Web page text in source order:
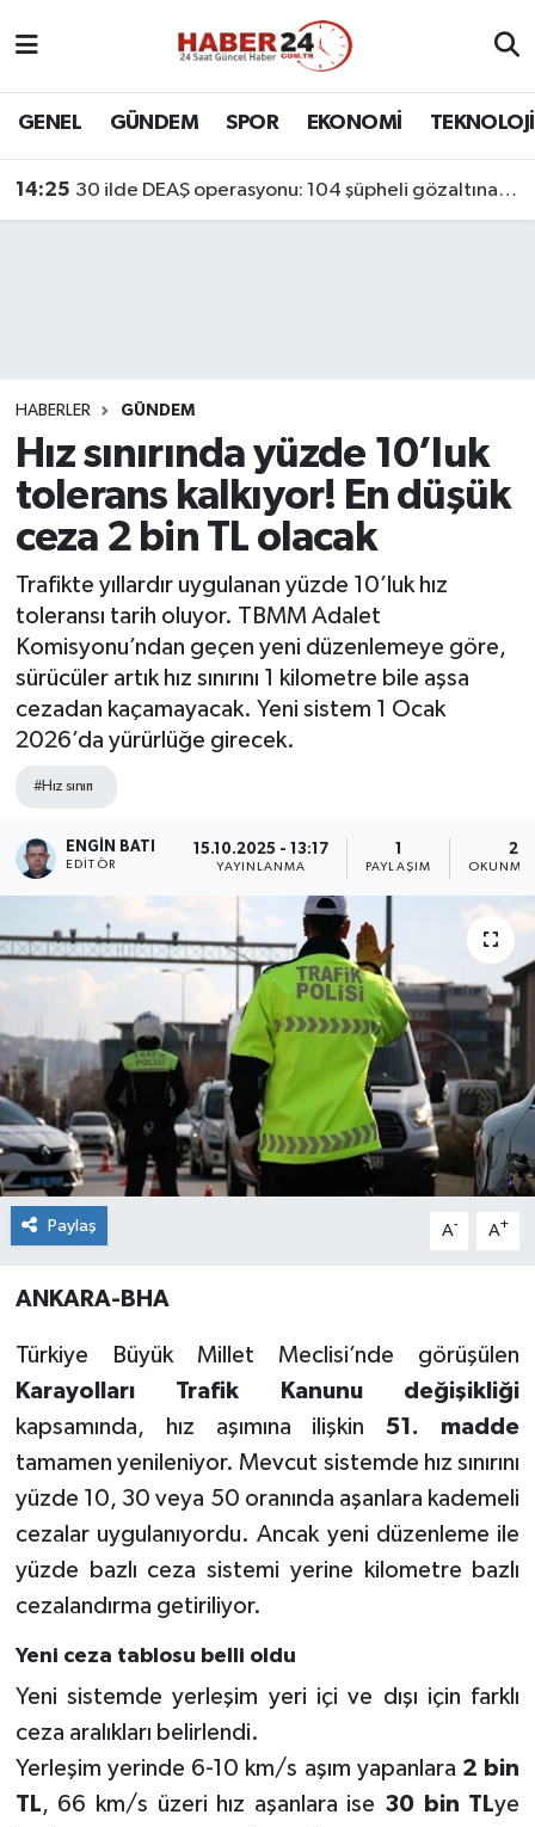
GENEL GÜNDEM SPOR EKONOMİ TEKNOLOJİ
14:25 30 ilde DEAŞ operasyonu: 104 şüpheli gözaltına alındı
HABERLER GÜNDEM
Hız sınırında yüzde 10’luk
tolerans kalkıyor! En düşük
ceza 2 bin TL olacak
Trafikte yıllardır uygulanan yüzde 10’luk hız
toleransı tarih oluyor. TBMM Adalet
Komisyonu’ndan geçen yeni düzenlemeye göre,
sürücüler artık hız sınırını 1 kilometre bile aşsa
cezadan kaçamayacak. Yeni sistem 1 Ocak
2026’da yürürlüğe girecek.
#Hız sınırı
ENGIN BATI
EDITÖR
15.10.2025 - 13:17
YAYINLANMA PAYLAŞIM
2
OKUNMA
Paylaş A- A+
ANKARA-BHA
Türkiye Büyük Millet Meclisi’nde görüşülen
Karayolları Trafik Kanunu değişikliği
kapsamında, hız aşımına ilişkin51. madde
tamamen yenileniyor. Mevcut sistemde hız sınırını
yüzde 10, 30 veya 50 oranında aşanlara kademeli
cezalar uygulanıyordu. Ancak yeni düzenleme ile
yüzde bazlı ceza sistemi yerine kilometre bazlı
cezalandırma getiriliyor.
Yeni ceza tablosu belli oldu
Yeni sistemde yerleşim yeri içi ve dışı için farklı
ceza aralıkları belirlendi.
Yerleşim yerinde 6-10 km/s aşım yapanlara 2 bin
TL, 66 km/s üzeri hız aşanlara ise 30 bin TLye
Nöbetçi Eczaneler
Son Dakika Haberleri
Haber Arşivi